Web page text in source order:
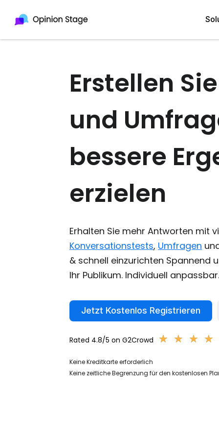
Quiz Maker
Test Maker
All
Erstellen
und
bessere
erzielen
Erhalten Sie mehr Antworten mit
Konversationstests, Umfragen
& schnell einzurichten Spannend
Ihr Publikum. Individuell
Jetzt Kostenlos Registrieren
Rated 4.8/5 on G2Crowd ★ ★ ★ ★
★ ★ ★ ★
Keine Kreditkarte erforderlich
Keine zeitliche Begrenzung für den kostenlosen